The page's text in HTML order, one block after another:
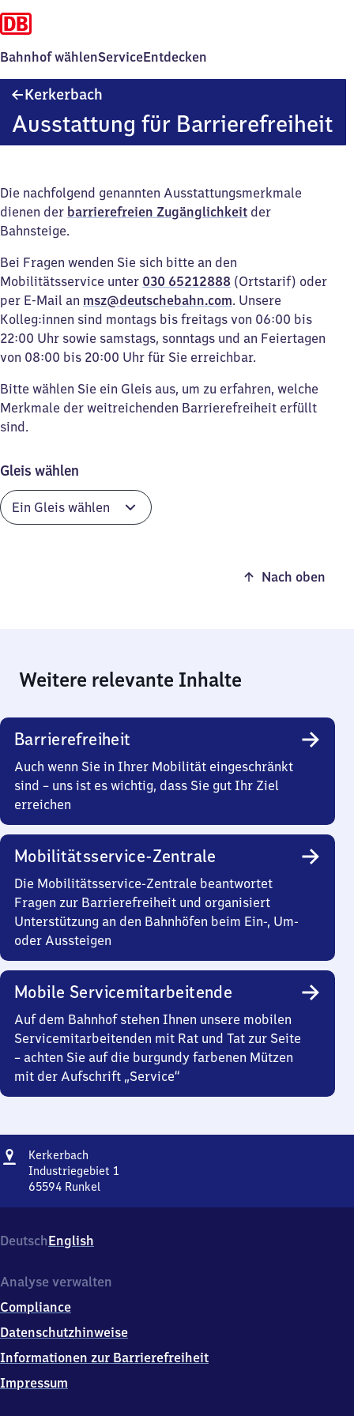
Bahnhof wählenServiceEntdecken
Kerkerbach
Ausstattung für Barrierefreiheit
Die nachfolgend genannten Ausstattungsmerkmale
dienen der barrierefreien Zugänglichkeit der
Bahnsteige.
Bei Fragen wenden Sie sich bitte an den
Mobilitätsservice unter 030 65212888 (Ortstarif) oder
per E-Mail an msz@deutschebahn.com. Unsere
Kolleg:innen sind montags bis freitags von 06:00 bis
22:00 Uhr sowie samstags, sonntags und an Feiertagen
von 08:00 bis 20:00 Uhr für Sie erreichbar.
Bitte wählen Sie ein Gleis aus, um zu erfahren, welche
Merkmale der weitreichenden Barrierefreiheit erfüllt
sind.
Gleis wählen
Nach oben
Weitere relevante Inhalte
Barrierefreiheit
Auch wenn Sie in Ihrer Mobilität eingeschränkt
sind – uns ist es wichtig, dass Sie gut Ihr Ziel
erreichen
Mobilitätsservice-Zentrale
Die Mobilitätsservice-Zentrale beantwortet
Fragen zur Barrierefreiheit und organisiert
Unterstützung an den Bahnhöfen beim Ein-, Um-
oder Aussteigen
Mobile Servicemitarbeitende
Auf dem Bahnhof stehen Ihnen unsere mobilen
Servicemitarbeitenden mit Rat und Tat zur Seite
– achten Sie auf die burgundy farbenen Mützen
mit der Aufschrift „Service“
Adresse
Kerkerbach
Industriegebiet 1
65594 Runkel
1,
6
5
4
Runkel
DeutschEnglish
Analyse verwalten
Compliance
Datenschutzhinweise
Informationen zur Barrierefreiheit
Impressum